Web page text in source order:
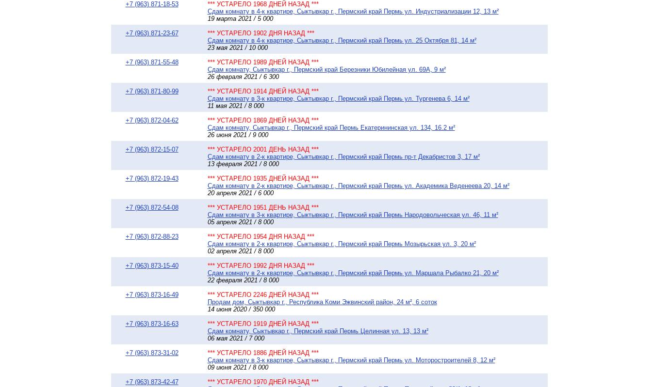
+7 (963) 871-18-53
*** УСТАРЕЛО 1968 ДНЕЙ НАЗАД ***
Сдам комнату в 4-к квартире, Сыктывкар г., Пермский край Пермь ул. Индустриализации 12, 13 м²
19 марта 2021 / 5 000
+7 (963) 871-23-67
*** УСТАРЕЛО 1902 ДНЯ НАЗАД ***
Сдам комнату в 4-к квартире, Сыктывкар г., Пермский край Пермь ул. 25 Октября 81, 14 м²
23 мая 2021 / 10 000
+7 (963) 871-55-48
*** УСТАРЕЛО 1989 ДНЕЙ НАЗАД ***
Сдам комнату, Сыктывкар г., Пермский край Березники Юбилейная ул. 69А, 9 м²
26 февраля 2021 / 6 300
+7 (963) 871-80-99
*** УСТАРЕЛО 1914 ДНЕЙ НАЗАД ***
Сдам комнату в 3-к квартире, Сыктывкар г., Пермский край Пермь ул. Тургенева 6, 14 м²
11 мая 2021 / 8 000
+7 (963) 872-04-62
*** УСТАРЕЛО 1869 ДНЕЙ НАЗАД ***
Сдам комнату, Сыктывкар г., Пермский край Пермь Екатерининская ул. 134, 16.2 м²
26 июня 2021 / 9 000
+7 (963) 872-15-07
*** УСТАРЕЛО 2001 ДЕНЬ НАЗАД ***
Сдам комнату в 2-к квартире, Сыктывкар г., Пермский край Пермь пр-т Декабристов 3, 17 м²
13 февраля 2021 / 8 000
+7 (963) 872-19-43
*** УСТАРЕЛО 1935 ДНЕЙ НАЗАД ***
Сдам комнату в 2-к квартире, Сыктывкар г., Пермский край Пермь ул. Академика Веденеева 20, 14 м²
20 апреля 2021 / 6 000
+7 (963) 872-54-08
*** УСТАРЕЛО 1951 ДЕНЬ НАЗАД ***
Сдам комнату в 3-к квартире, Сыктывкар г., Пермский край Пермь Народовольческая ул. 46, 11 м²
05 апреля 2021 / 8 000
+7 (963) 872-88-23
*** УСТАРЕЛО 1954 ДНЯ НАЗАД ***
Сдам комнату в 2-к квартире, Сыктывкар г., Пермский край Пермь Мозырьская ул. 3, 20 м²
02 апреля 2021 / 8 000
+7 (963) 873-15-40
*** УСТАРЕЛО 1992 ДНЯ НАЗАД ***
Сдам комнату в 2-к квартире, Сыктывкар г., Пермский край Пермь ул. Маршала Рыбалко 21, 20 м²
22 февраля 2021 / 8 000
+7 (963) 873-16-49
*** УСТАРЕЛО 2246 ДНЕЙ НАЗАД ***
Продам дом, Сыктывкар г., Республика Коми Эжвинский район, 24 м², 6 соток
14 июня 2020 / 350 000
+7 (963) 873-16-63
*** УСТАРЕЛО 1919 ДНЕЙ НАЗАД ***
Сдам комнату, Сыктывкар г., Пермский край Пермь Целинная ул. 13, 13 м²
06 мая 2021 / 7 000
+7 (963) 873-31-02
*** УСТАРЕЛО 1886 ДНЕЙ НАЗАД ***
Сдам комнату в 3-к квартире, Сыктывкар г., Пермский край Пермь ул. Моторостроителей 8, 12 м²
09 июня 2021 / 8 000
+7 (963) 873-42-47
*** УСТАРЕЛО 1970 ДНЕЙ НАЗАД ***